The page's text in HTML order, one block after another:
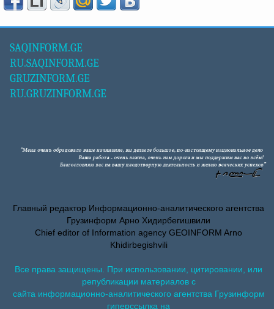
SAQINFORM.GE
RU.SAQINFORM.GE
GRUZINFORM.GE
RU.GRUZINFORM.GE
Главный редактор Информационно-аналитического агентства
Грузинформ Арно Хидирбегишвили
Chief editor of Information agency GEOINFORM Arno
Khidirbegishvili
Все права защищены. При использовании, цитировании, или
републикации материалов с
сайта информационно-аналитического агентства Грузинформ
гиперссылка на